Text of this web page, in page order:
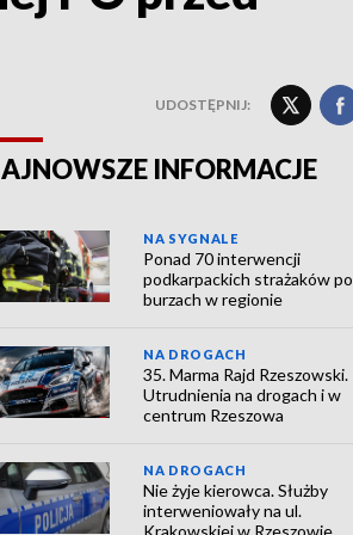
UDOSTĘPNIJ:
INFORMACJE
NA SYGNALE
Ponad 70 interwencji
podkarpackich strażaków po
burzach w regionie
NA DROGACH
35. Marma Rajd Rzeszowski.
Utrudnienia na drogach i w
centrum Rzeszowa
NA DROGACH
Nie żyje kierowca. Służby
interweniowały na ul.
Krakowskiej w Rzeszowie